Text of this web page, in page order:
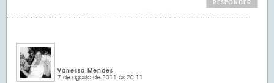
RESPONDER
Vanessa Mendes
7 de agosto de 2011 às 20:11